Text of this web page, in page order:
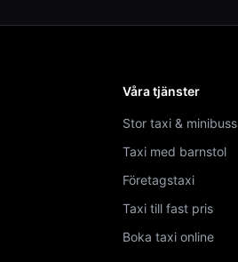
Våra tjänster
Stor taxi & minibuss
Taxi med barnstol
Företagstaxi
Taxi till fast pris
Boka taxi online